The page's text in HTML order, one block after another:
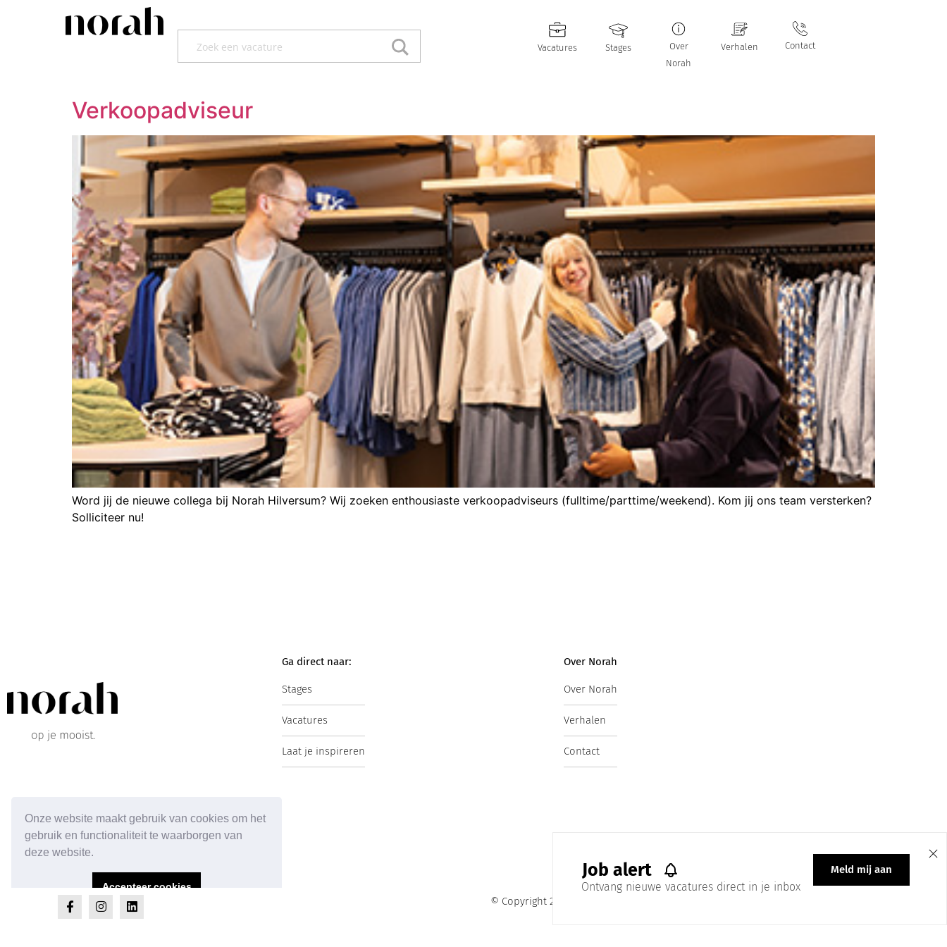
Onze website maakt gebruik van cookies om het
gebruik en functionaliteit te waarborgen van
deze website.
Accepteer cookies
Vacatures Stages
Over
Norah
Verhalen Contact
Verkoopadviseur
Word jij de nieuwe collega bij Norah Hilversum? Wij zoeken enthousiaste verkoopadviseurs (fulltime/parttime/weekend). Kom jij ons team versterken?
Solliciteer nu!
Ga direct naar:
Stages
Vacatures
Laat je inspireren
Over Norah
Over Norah
Verhalen
Contact
© Copyright 2025. Norah B.V. All Right Reserved | Ontwerp & Onderhoud: Brandmates
Job alert
Ontvang nieuwe vacatures direct in je inbox
Meld mij aan